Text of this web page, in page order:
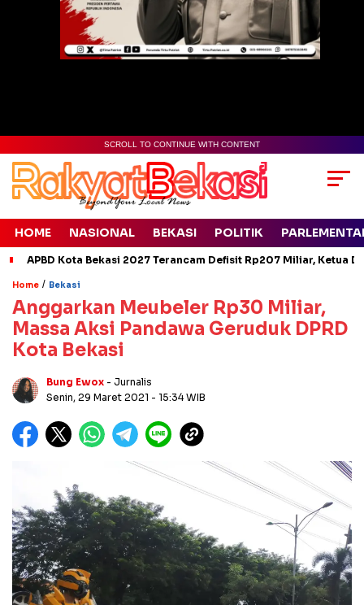
SCROLL TO CONTINUE WITH CONTENT
HOME NASIONAL BEKASI POLITIK
APBD Kota Bekasi 2027 Terancam Defisit Rp207 Miliar, Ketua
Home / Bekasi
Anggarkan Meubeler Rp30 Miliar,
Massa Aksi Pandawa Geruduk DPRD
Kota Bekasi
Bung Ewox - Jurnalis
Senin, 29 Maret 2021 - 15:34 WIB